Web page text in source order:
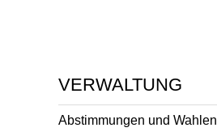
VERWALTUNG
Abstimmungen und Wahlen